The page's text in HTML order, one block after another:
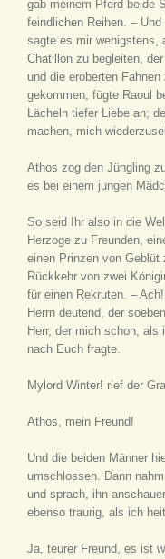
gab meinem Pferd beide
feindlichen Reihen. –
sagte es mir wenigstens,
Chatillon zu begleiten,
und die eroberten
gekommen, fügte Raoul
Lächeln tiefer Liebe an;
machen, mich
Athos zog den Jüngling
es bei einem jungen
So seid Ihr also in die
Herzoge zu Freunden,
einen Prinzen von Geblüt
Rückkehr von zwei
für einen Rekruten. –
Herrn deutend, der
Herr, der mich schon, als
nach Euch fragte.
Mylord Winter! rief der
Athos, mein Freund!
Und die beiden Männer
umschlossen. Dann
und sprach, ihn
ebenso traurig, als ich
Ja, teurer Freund, es ist